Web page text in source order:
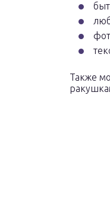
Также